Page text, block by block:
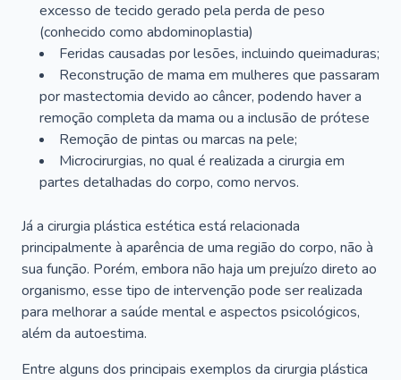
excesso de tecido gerado pela perda de peso
(conhecido como abdominoplastia)
Feridas causadas por lesões, incluindo queimaduras;
Reconstrução de mama em mulheres que passaram
por mastectomia devido ao câncer, podendo haver a
remoção completa da mama ou a inclusão de prótese
Remoção de pintas ou marcas na pele;
Microcirurgias, no qual é realizada a cirurgia em
partes detalhadas do corpo, como nervos.
Já a cirurgia plástica estética está relacionada
principalmente à aparência de uma região do corpo, não à
sua função. Porém, embora não haja um prejuízo direto ao
organismo, esse tipo de intervenção pode ser realizada
para melhorar a saúde mental e aspectos psicológicos,
além da autoestima.
Entre alguns dos principais exemplos da cirurgia plástica